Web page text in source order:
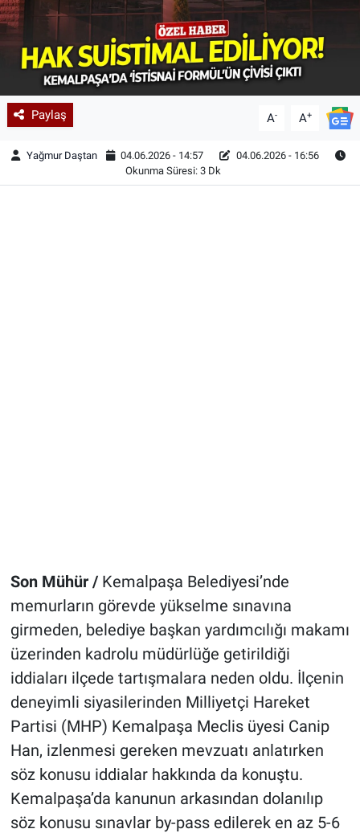
Paylaş A- A+
Yağmur Daştan 04.06.2026 - 14:57
04.06.2026 - 16:56
Okunma Süresi: 3 Dk
Son Mühür /Kemalpaşa Belediyesi’nde
memurların görevde yükselme sınavına
girmeden, belediye başkan yardımcılığı makamı
üzerinden kadrolu müdürlüğe getirildiği
iddiaları ilçede tartışmalara neden oldu. İlçenin
deneyimli siyasilerinden Milliyetçi Hareket
Partisi (MHP) Kemalpaşa Meclis üyesi Canip
Han, izlenmesi gereken mevzuatı anlatırken
söz konusu iddialar hakkında da konuştu.
Kemalpaşa’da kanunun arkasından dolanılıp
söz konusu sınavlar by-pass edilerek en az 5-6